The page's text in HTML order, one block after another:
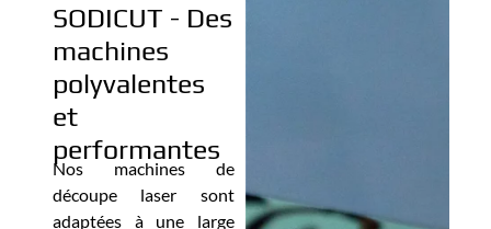
SODICUT - Des
machines
polyvalentes
et
performantes
Nos machines de
découpe laser sont
adaptées à une large